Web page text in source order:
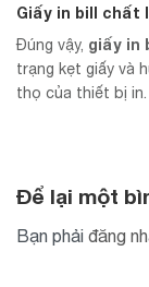
Giấy in bill chất
Đúng vậy, giấy in
trạng kẹt giấy và
thọ của thiết bị in.
Để lại một
Bạn phải đăng